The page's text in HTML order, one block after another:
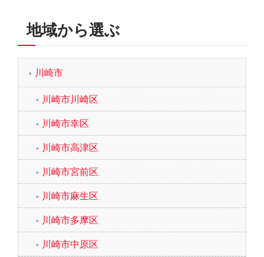
地域から選ぶ
川崎市
川崎市川崎区
川崎市幸区
川崎市高津区
川崎市宮前区
川崎市麻生区
川崎市多摩区
川崎市中原区